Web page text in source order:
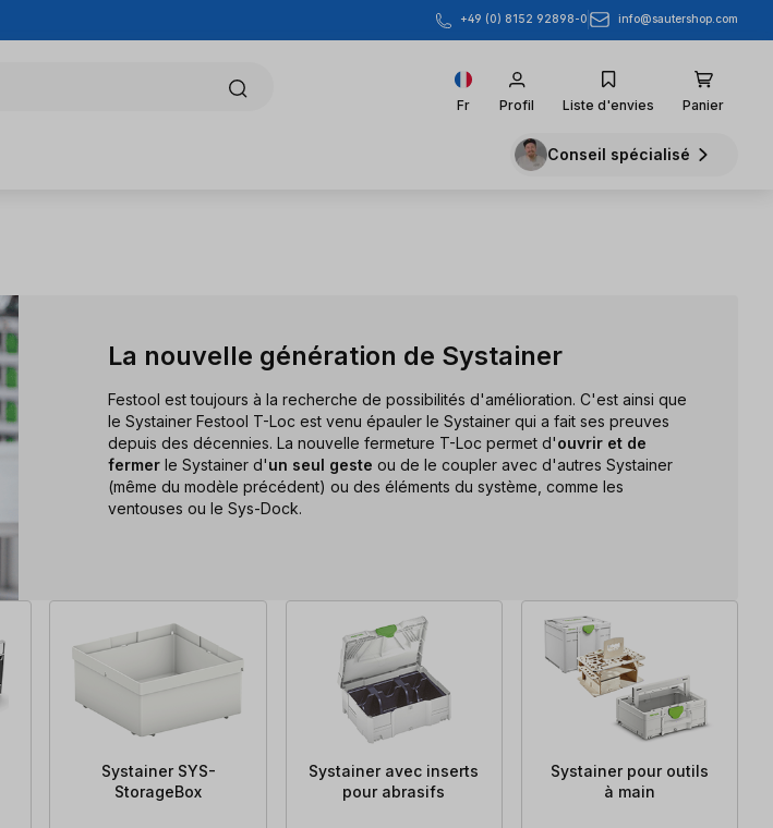
+49 (0) 8152 92898-0 info@sautershop.com
Fr Profil Liste d'envies Panier
Conseil spécialisé
La nouvelle génération de Systainer
Festool est toujours à la recherche de possibilités d'amélioration. C'est ainsi que
le Systainer Festool T-Loc est venu épauler le Systainer qui a fait ses preuves
depuis des décennies. La nouvelle fermeture T-Loc permet d'ouvrir et de
fermer le Systainer d'un seul geste ou de le coupler avec d'autres Systainer
(même du modèle précédent) ou des éléments du système, comme les
ventouses ou le Sys-Dock.
Systainer SYS-
StorageBox
Systainer avec inserts
pour abrasifs
Systainer pour outils
à main